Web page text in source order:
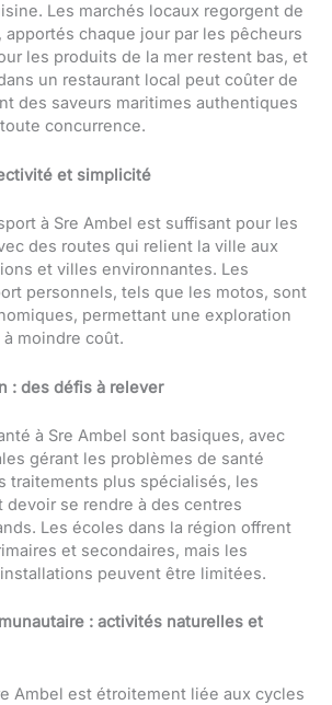
Les marchés locaux regorgent de
chaque jour par les pêcheurs
les produits de la mer restent bas, et
un restaurant local peut coûter de
des saveurs maritimes authentiques
concurrence.
et simplicité
à Sre Ambel est suffisant pour les
des routes qui relient la ville aux
et villes environnantes. Les
personnels, tels que les motos, sont
permettant une exploration
moindre coût.
: des défis à relever
à Sre Ambel sont basiques, avec
gérant les problèmes de santé
traitements plus spécialisés, les
se rendre à des centres
Les écoles dans la région offrent
et secondaires, mais les
peuvent être limitées.
: activités naturelles et
Ambel est étroitement liée aux cycles